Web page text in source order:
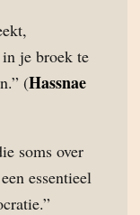
je broek te
(Hassnae
soms over
essentieel